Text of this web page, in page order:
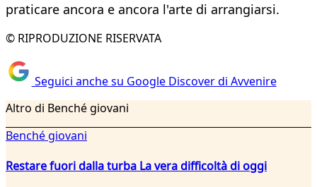
praticare ancora e ancora l'arte di arrangiarsi.
© RIPRODUZIONE RISERVATA
Seguici anche su Google Discover di Avvenire
Altro di Benché giovani
Benché giovani
Restare fuori dalla turba La vera difficoltà di oggi